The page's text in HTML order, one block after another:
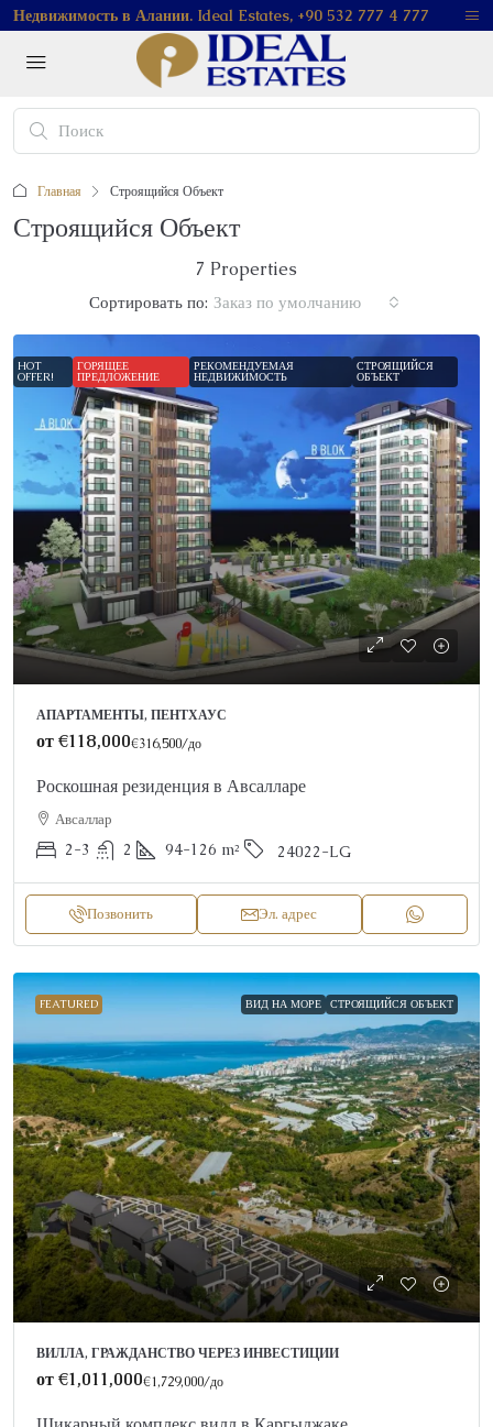
Недвижимость в Алании. Ideal Estates, +90 532 777 4 777
Главная Строящийся Объект
Строящийся Объект
7 Properties
Сортировать по: Заказ по умолчанию
HOT
OFFER!
ГОРЯЩЕЕ
ПРЕДЛОЖЕНИЕ
РЕКОМЕНДУЕМАЯ
НЕДВИЖИМОСТЬ
СТРОЯЩИЙСЯ
ОБЪЕКТ
АПАРТАМЕНТЫ, ПЕНТХАУС
от€118,000€316,500/до
Роскошная резиденция в Авсалларе
Авсаллар
2-3 2 94-126 m² 24022-LG
Позвонить Эл. адрес
FEATURED ВИД НА МОРЕ СТРОЯЩИЙСЯ ОБЪЕКТ
ВИЛЛА, ГРАЖДАНСТВО ЧЕРЕЗ ИНВЕСТИЦИИ
от€1,011,000€1,729,000/до